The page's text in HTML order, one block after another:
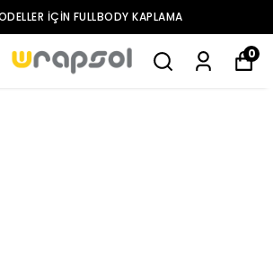
IÇIN FULLBODY KAPLAMA
0